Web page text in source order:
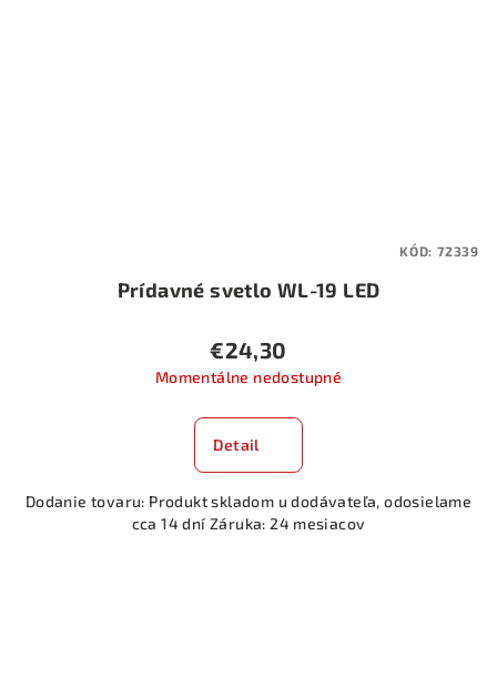
Prídavné svetlo WL-19 LED
€24,30
Momentálne nedostupné
Detail
Dodanie tovaru: Produkt skladom u dodávateľa, odosielame
cca 14 dní Záruka: 24 mesiacov
KÓD: 72339